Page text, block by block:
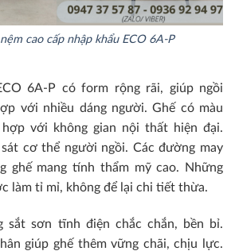
cao cấp nhập khẩu ECO 6A-P
6A-P có form rộng rãi, giúp ngồi
với nhiều dáng người. Ghế có màu
với không gian nội thất hiện đại.
sát cơ thể người ngồi. Các đường may
ghế mang tính thẩm mỹ cao. Những
làm tỉ mỉ, không để lại chi tiết thừa.
sắt sơn tĩnh điện chắc chắn, bền bỉ.
giúp ghế thêm vững chãi, chịu lực.